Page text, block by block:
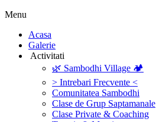
Menu
‎Acasa
Galerie
‎ ‎Activitati‎
🌿 Sambodhi Village 🏕️
> Intrebari Frecvente <
Comunitatea Sambodhi
Clase de Grup Saptamanale
Clase Private & Coaching